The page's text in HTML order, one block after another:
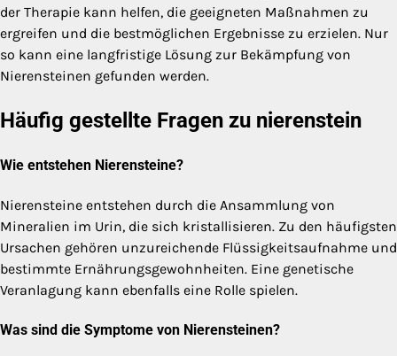
der Therapie kann helfen, die geeigneten Maßnahmen zu
ergreifen und die bestmöglichen Ergebnisse zu erzielen. Nur
so kann eine langfristige Lösung zur Bekämpfung von
Nierensteinen gefunden werden.
Häufig gestellte Fragen zu nierenstein
Wie entstehen Nierensteine?
Nierensteine entstehen durch die Ansammlung von
Mineralien im Urin, die sich kristallisieren. Zu den häufigsten
Ursachen gehören unzureichende Flüssigkeitsaufnahme und
bestimmte Ernährungsgewohnheiten. Eine genetische
Veranlagung kann ebenfalls eine Rolle spielen.
Was sind die Symptome von Nierensteinen?